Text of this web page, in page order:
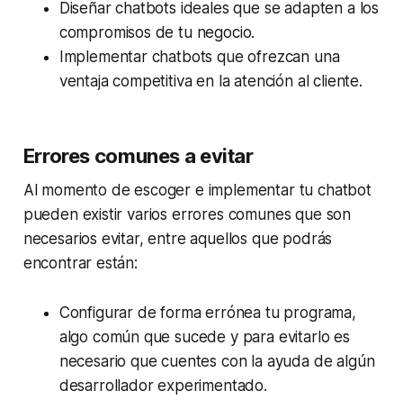
Diseñar chatbots ideales que se adapten a los
compromisos de tu negocio.
Implementar chatbots que ofrezcan una
ventaja competitiva en la atención al cliente.
Errores comunes a evitar
Al momento de escoger e implementar tu chatbot
pueden existir varios errores comunes que son
necesarios evitar, entre aquellos que podrás
encontrar están:
Configurar de forma errónea tu programa,
algo común que sucede y para evitarlo es
necesario que cuentes con la ayuda de algún
desarrollador experimentado.